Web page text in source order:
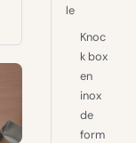
le
Knoc
k box
en
inox
de
form